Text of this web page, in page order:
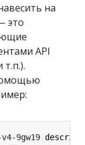
на
это
API
9gw19